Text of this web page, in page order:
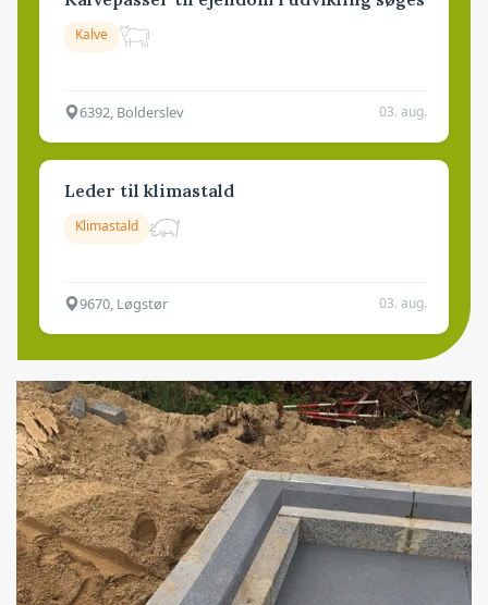
Kalve
6392, Bolderslev 03. aug.
Leder til klimastald
Klimastald
9670, Løgstør 03. aug.